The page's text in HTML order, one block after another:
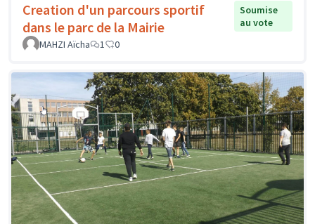
Creation d'un parcours sportif
dans le parc de la Mairie
Soumise
au vote
MAHZI Aïcha
1 0